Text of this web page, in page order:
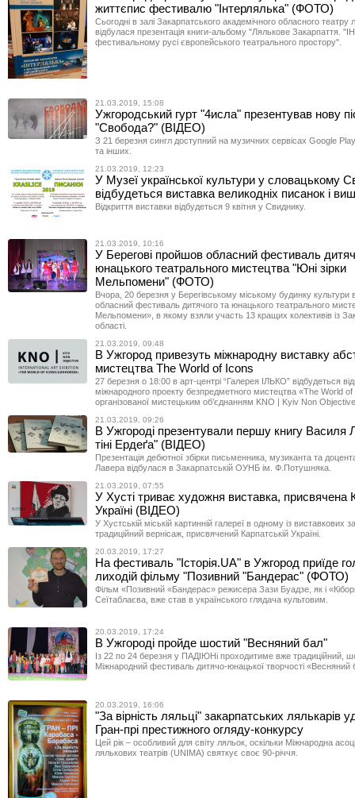
життєпис фестивалю "Інтерлялька" (ФОТО)
Сьогодні в залі Закарпатського академічного обласного театру
відбулася презентація книги-альбому "Лялькове Закарпаття.
фестивальному русі європейського театрального простору".
21.03.2019, 15:08
Ужгородський гурт "4исла" презентував нову
"Свобода?" (ВІДЕО)
З 21 березня сингл доступний на музичних сервісах Google
та інших.
21.03.2019, 12:23
У Музеї української культури у словацькому
відбудеться виставка великодніх писанок і
Відкриття виставки відбудеться 9 квітня у Свиднику.
21.03.2019, 10:16
У Берегові пройшов обласний фестиваль
юнацького театрального мистецтва "Юні зірки
Мельпомени" (ФОТО)
Вчора, 20 березня у Берегівському міському будинку культури
обласний фестиваль дитячого та юнацького театрального
Мельпомени», в якому взяли участь 13 кращих колективів із
області.
21.03.2019, 09:48
В Ужгород привезуть міжнародну виставку
мистецтва The World of Icons
27 березня о 18:00 в арт-центрі “Галерея ІЛЬКО” відбудеться
міжнародного проекту безпредметного мистецтва «The World
організованої мистецьким об’єднанням KNO | Kyiv Non
21.03.2019, 09:26
В Ужгороді презентували першу книгу Василя
тіні Ердеґа" (ВІДЕО)
Презентація дебютної збірки письменника, музиканта та
Лавера відбулася в Закарпатській ОУНБ ім. Ф.Потушняка.
21.03.2019, 07:55
У Хусті триває художня виставка, присвячена
Україні (ВІДЕО)
У Хустській міській картинній галереї в одному із виставкових
традиційний вернісаж, присвячений Карпатській Україні.
20.03.2019, 17:27
На фестиваль "Історія.UA" в Ужгород приїде
лиходій фільму "Позивний "Бандерас" (ФОТО)
Фільм «Позивний «Бандерас» режисера Зази Буадзе, як і
Сеїтаблаєва, вже став в українського глядача культовим.
20.03.2019, 17:24
В Ужгороді пройде шостий "Весняний бал"
Із 22 по 24 березня у ПАДІЮНі проходитиме вже традиційний,
Міжнародний фестиваль дитячо-юнацької творчості «Весняний
20.03.2019, 16:06
"За вірність ляльці" закарпатських лялькарів
Гран-прі престижного огляду-конкурсу
Цей рік – особливий для світу ляльок, оскільки Міжнародна
лялькових театрів (UNIMA) святкує своє 90-річчя.